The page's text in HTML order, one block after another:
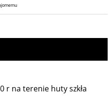
r na terenie huty szkła